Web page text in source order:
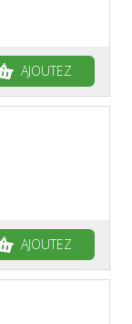
AJOUTEZ
AJOUTEZ